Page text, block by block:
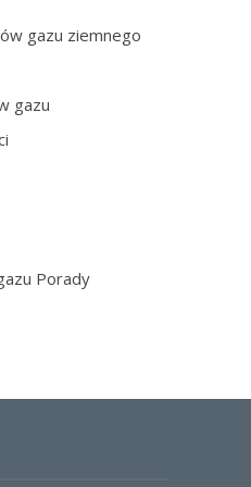
gazu ziemnego
gazu
Porady